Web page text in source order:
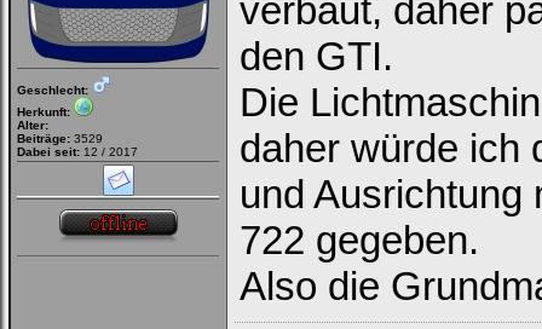
Geschlecht:
Herkunft:
Alter:
Beiträge: 3529
Dabei seit: 12 / 2017
verbaut, daher
den GTI.
Die
daher würde ich
und Ausrichtung
722 gegeben.
Also die